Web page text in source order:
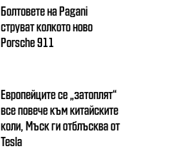
Болтовете на Pagani
струват колкото ново
Porsche 911
Европейците се „затоплят“
все повече към китайските
коли, Мъск ги отблъсква от
Tesla